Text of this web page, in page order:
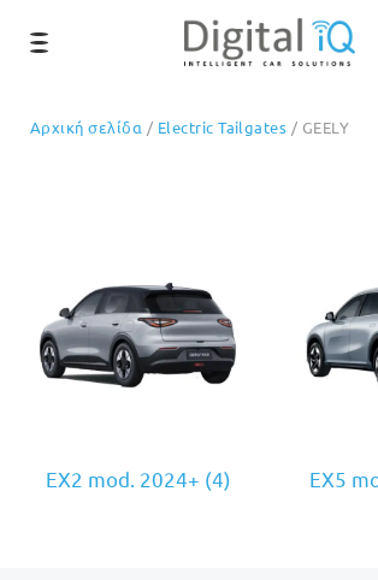
Αρχική σελίδα / Electric Tailgates / GEELY
EX2 mod. 2024+ (4) EX5